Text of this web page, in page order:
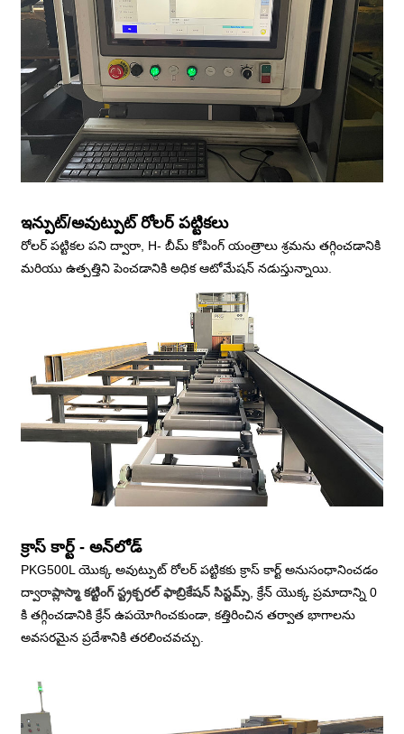
ఇన్పుట్/అవుట్పుట్ రోలర్ పట్టికలు
రోలర్ పట్టికల పని ద్వారా, H- బీమ్ కోపింగ్ యంత్రాలు శ్రమను తగ్గించడానికి
మరియు ఉత్పత్తిని పెంచడానికి అధిక ఆటోమేషన్ నడుస్తున్నాయి.
క్రాస్ కార్ట్ - అన్‌లోడ్
PKG500L యొక్క అవుట్పుట్ రోలర్ పట్టికకు క్రాస్ కార్ట్ అనుసంధానించడం
ద్వారాప్లాస్మా కట్టింగ్ స్ట్రక్చరల్ ఫాబ్రికేషన్ సిస్టమ్స్ , క్రేన్ యొక్క ప్రమాదాన్ని 0
కి తగ్గించడానికి క్రేన్ ఉపయోగించకుండా, కత్తిరించిన తర్వాత భాగాలను
అవసరమైన ప్రదేశానికి తరలించవచ్చు.